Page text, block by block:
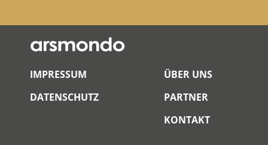
IMPRESSUM
DATENSCHUTZ
ÜBER UNS
PARTNER
KONTAKT